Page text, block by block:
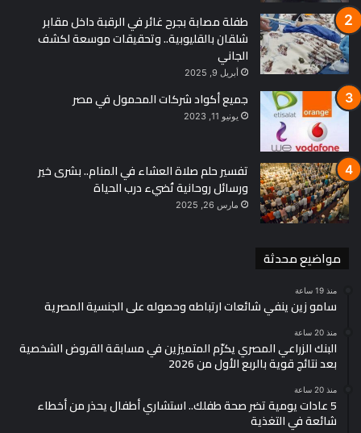
طفلة مصابة بجرح غائر في الرقبة داخل مقابر
شلقان بالقليوبية.. وتحقيقات موسعة لكشف
الجاني
أبريل 9, 2025
جميع أكواد شركات المحمول في مصر
يونيو 11, 2023
تفسير حلم صلاة العشاء في المنام.. بشرى خير
ورسائل روحانية تُضيء درب الحياة
مارس 26, 2025
مواضيع محدثة
منذ 19 ساعة
سامو زين ينفي شائعات ارتباطه وحصوله على الجنسية المصرية
منذ 20 ساعة
البنك الزراعي المصري يكرّم المتميزين في مسابقة القروض الشخصية
بعد نتائج قوية بالربع الأول من 2026
منذ 20 ساعة
5 عادات يومية تضر صحة طفلك.. استشاري أطفال يحذر من أخطاء
شائعة في التغذية